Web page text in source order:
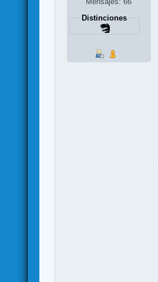
Distinciones